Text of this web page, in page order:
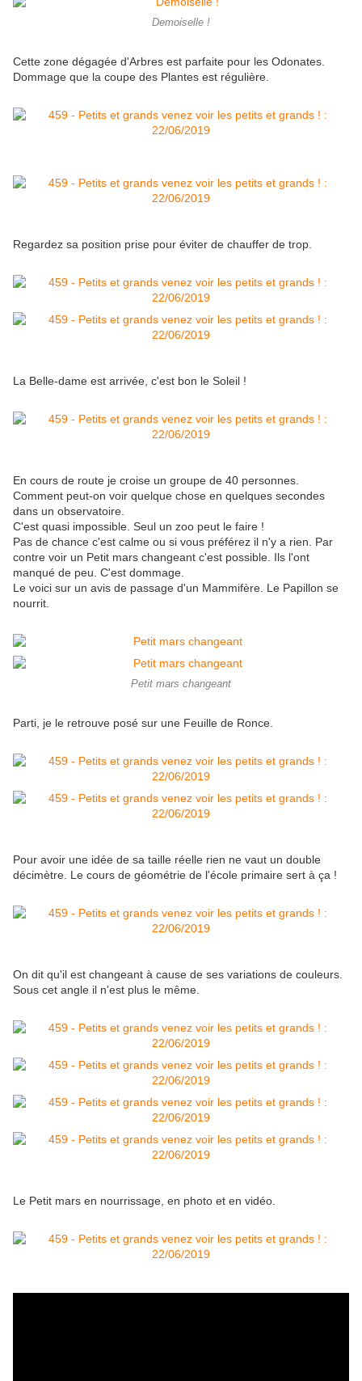
Demoiselle !
Cette zone dégagée d'Arbres est parfaite pour les Odonates.
Dommage que la coupe des Plantes est régulière.
Regardez sa position prise pour éviter de chauffer de trop.
La Belle-dame est arrivée, c'est bon le Soleil !
En cours de route je croise un groupe de 40 personnes.
Comment peut-on voir quelque chose en quelques secondes
dans un observatoire.
C'est quasi impossible. Seul un zoo peut le faire !
Pas de chance c'est calme ou si vous préférez il n'y a rien. Par
contre voir un Petit mars changeant c'est possible. Ils l'ont
manqué de peu. C'est dommage.
Le voici sur un avis de passage d'un Mammifère. Le Papillon se
nourrit.
Petit mars changeant
Parti, je le retrouve posé sur une Feuille de Ronce.
Pour avoir une idée de sa taille réelle rien ne vaut un double
décimètre. Le cours de géométrie de l'école primaire sert à ça !
On dit qu'il est changeant à cause de ses variations de couleurs.
Sous cet angle il n'est plus le même.
Le Petit mars en nourrissage, en photo et en vidéo.